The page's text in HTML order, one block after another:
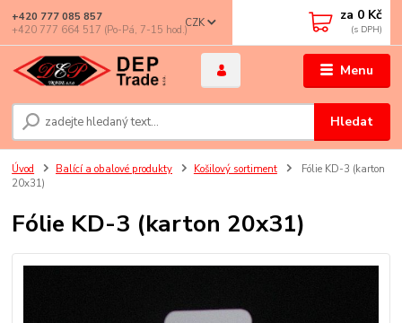
Menu
CZK
Hledat
+420 777 085 857
+420 777 664 517 (Po-Pá, 7-15 hod.)
za 0 Kč
Úvod Balící a obalové produkty Košilový sortiment
Fólie KD-3 (karton
20x31)
Fólie KD-3 (karton 20x31)